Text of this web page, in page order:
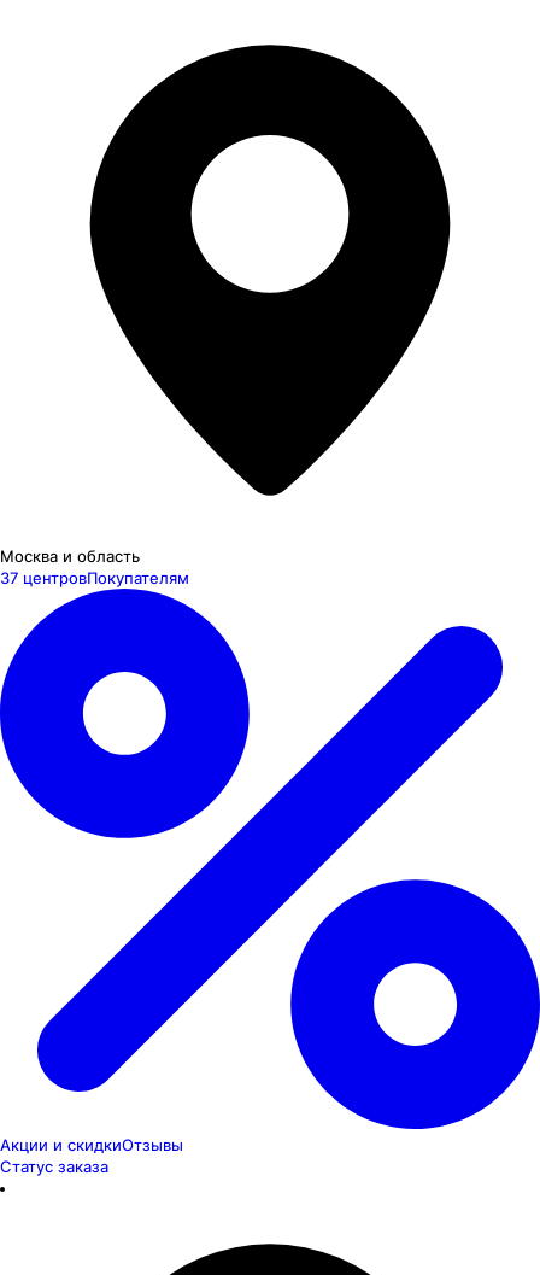
Москва и область
37 центровПокупателям
Акции и скидкиОтзывы
Статус заказа